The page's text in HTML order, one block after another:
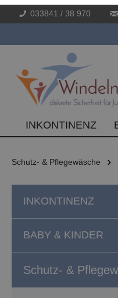
springen
033841 / 38 970
INKONTINENZ
Schutz- & Pflegewäsche
INKONTINENZ
BABY & KINDER
Schutz- &